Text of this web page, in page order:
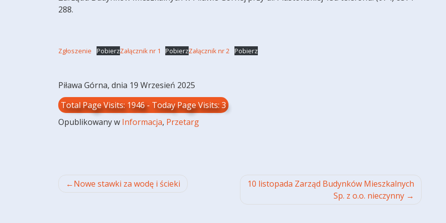
288.
Zgłoszenie PobierzZałącznik nr 1 PobierzZałącznik nr 2 Pobierz
Piława Górna, dnia 19 Wrzesień 2025
Total Page Visits: 1946 - Today Page Visits: 3
Opublikowany w Informacja, Przetarg
Nawigacja
Nowe stawki za wodę i ścieki
10 listopada Zarząd Budynków Mieszkalnych
Sp. z o.o. nieczynny